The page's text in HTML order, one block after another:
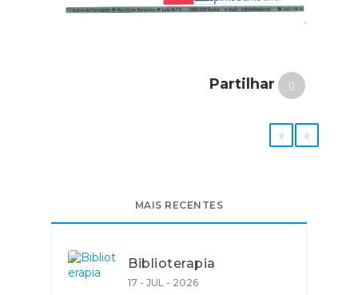
Partilhar
MAIS RECENTES
Biblioterapia
17 - JUL - 2026